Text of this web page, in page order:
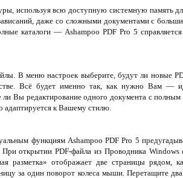
используя всю доступную системную память
даже со сложными документами с
каталоги — Ashampoo PDF Pro 5
В меню настроек выберите, будут ли новые
Всё будет именно так, как нужно Вам —
Вы редактирование одного документа с
адаптируется к Вашему стилю.
функциям Ashampoo PDF Pro 5
открытии PDF-файла из Проводника Windows
отображает две страницы рядом,
за один поворот колеса мыши. Перетащите